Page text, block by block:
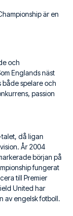
är en
och
Englands näst
både spelare och
passion
talet, då ligan
År 2004
början på
fungerat
till Premier
United har
av engelsk fotboll.